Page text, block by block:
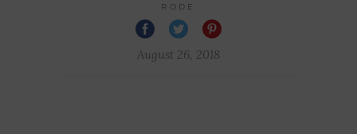
RODE
August 26, 2018